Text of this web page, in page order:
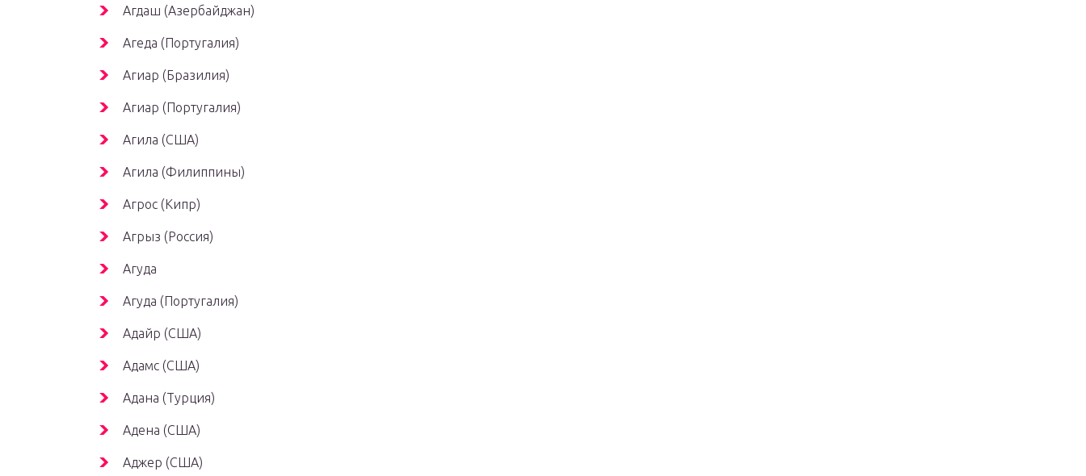
Агдаш (Азербайджан)
Агеда (Португалия)
Агиар (Бразилия)
Агиар (Португалия)
Агила (США)
Агила (Филиппины)
Агрос (Кипр)
Агрыз (Россия)
Агуда
Агуда (Португалия)
Адайр (США)
Адамс (США)
Адана (Турция)
Адена (США)
Аджер (США)